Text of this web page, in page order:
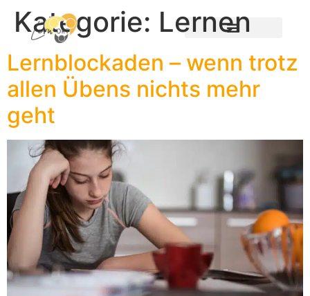
Kategorie: Lernen
Lernblockaden – wenn trotz
allen Übens nichts mehr
geht